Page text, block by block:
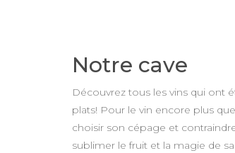
Notre cave
Découvrez tous les vins qui ont
plats! Pour le vin encore plus
choisir son cépage et
sublimer le fruit et la magie de